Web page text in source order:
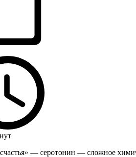
— серотонин — сложное